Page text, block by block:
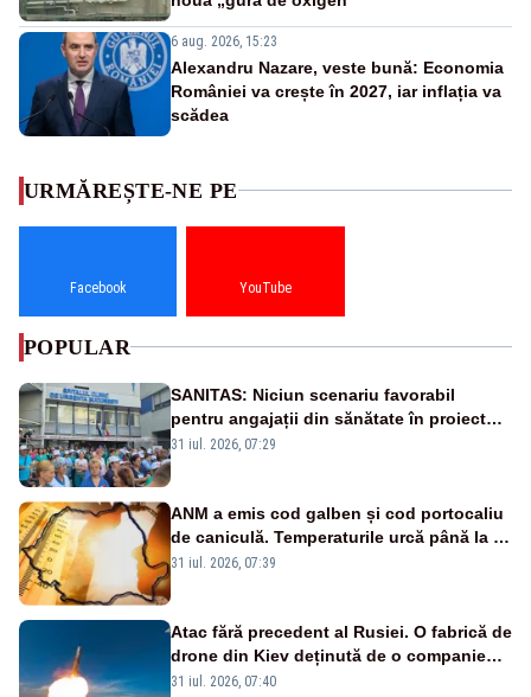
6 aug. 2026, 15:23
Alexandru Nazare, veste bună: Economia
României va crește în 2027, iar inflația va
scădea
URMĂREȘTE-NE PE
Facebook YouTube
POPULAR
SANITAS: Niciun scenariu favorabil
pentru angajații din sănătate în proiectul
Legii salarizării
31 iul. 2026, 07:29
ANM a emis cod galben și cod portocaliu
de caniculă. Temperaturile urcă până la 38
de grade, iar nopțile devin tropicale
31 iul. 2026, 07:39
Atac fără precedent al Rusiei. O fabrică de
drone din Kiev deținută de o companie
americană, distrusă de o rachetă
31 iul. 2026, 07:40